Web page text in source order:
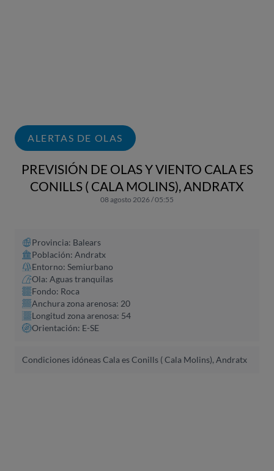
ALERTAS DE OLAS
PREVISIÓN DE OLAS Y VIENTO CALA ES
CONILLS ( CALA MOLINS), ANDRATX
08 agosto 2026 / 05:55
Provincia: Balears
Población: Andratx
Entorno: Semiurbano
Ola: Aguas tranquilas
Fondo: Roca
Anchura zona arenosa: 20
Longitud zona arenosa: 54
Orientación: E-SE
Condiciones idóneas Cala es Conills ( Cala Molins), Andratx